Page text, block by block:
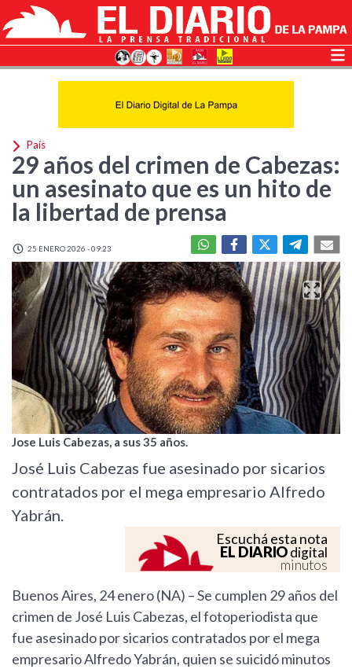
País
29 años del crimen de Cabezas:
un asesinato que es un hito de
la libertad de prensa
25 ENERO 2026 - 09:23
Jose Luis Cabezas, a sus 35 años.
José Luis Cabezas fue asesinado por sicarios
contratados por el mega empresario Alfredo
Yabrán.
Escuchá esta nota
EL DIARIOdigital
minutos
Buenos Aires, 24 enero (NA) – Se cumplen 29 años del
crimen de José Luis Cabezas, el fotoperiodista que
fue asesinado por sicarios contratados por el mega
empresario Alfredo Yabrán, quien se suicidó minutos